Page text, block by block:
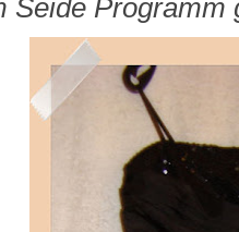
Seide Programm